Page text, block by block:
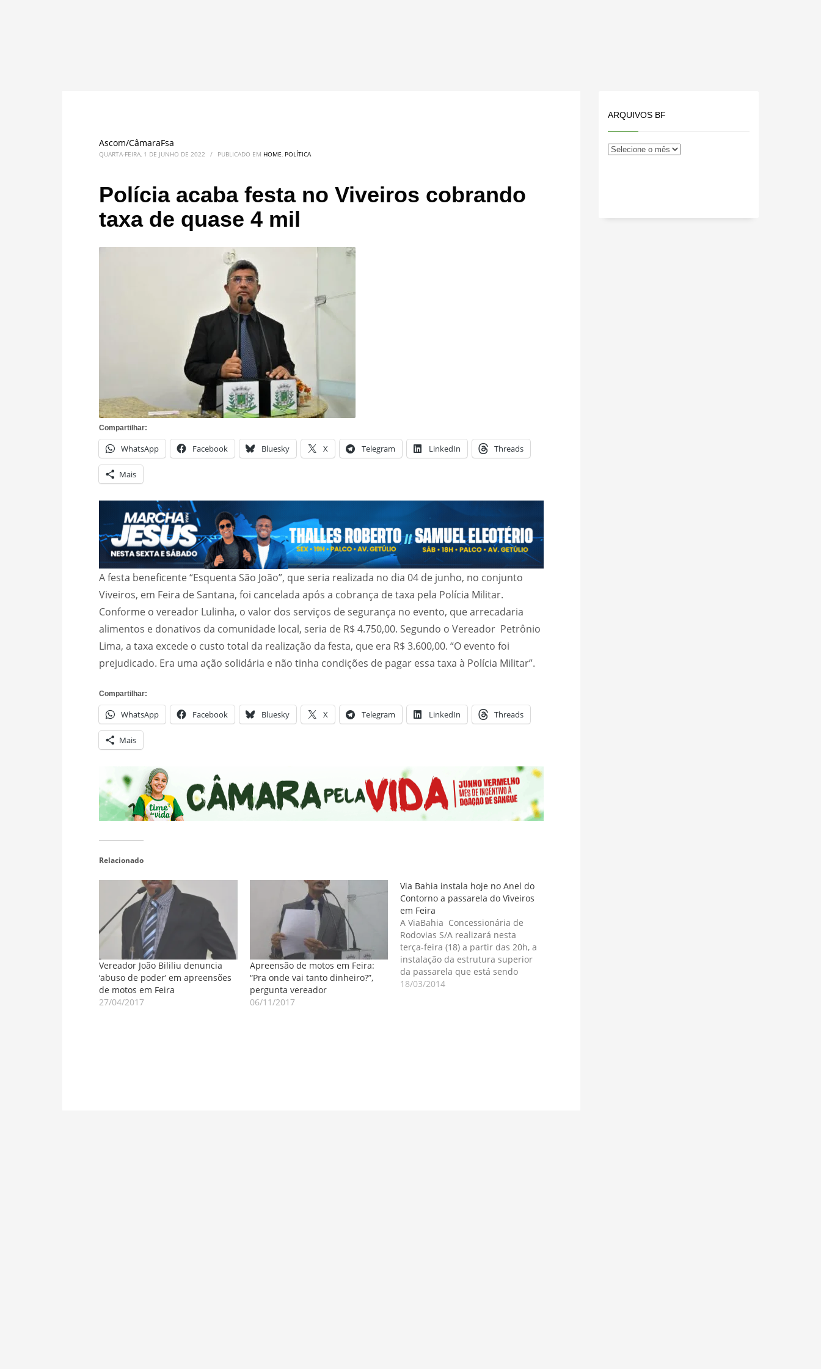
Ascom/CâmaraFsa
QUARTA-FEIRA, 1 DE JUNHO DE 2022 / PUBLICADO EM HOME, POLÍTICA
Polícia acaba festa no Viveiros cobrando
taxa de quase 4 mil
Compartilhar:
WhatsApp Facebook Bluesky X Telegram LinkedIn Threads
Mais
A festa beneficente “Esquenta São João”, que seria realizada no dia 04 de junho, no conjunto
Viveiros, em Feira de Santana, foi cancelada após a cobrança de taxa pela Polícia Militar.
Conforme o vereador Lulinha, o valor dos serviços de segurança no evento, que arrecadaria
alimentos e donativos da comunidade local, seria de R$ 4.750,00. Segundo o Vereador Petrônio
Lima, a taxa excede o custo total da realização da festa, que era R$ 3.600,00. “O evento foi
prejudicado. Era uma ação solidária e não tinha condições de pagar essa taxa à Polícia Militar”.
Compartilhar:
WhatsApp Facebook Bluesky X Telegram LinkedIn Threads
Mais
Relacionado
Vereador João Bililiu denuncia
‘abuso de poder’ em apreensões
de motos em Feira
27/04/2017
Apreensão de motos em Feira:
“Pra onde vai tanto dinheiro?”,
pergunta vereador
06/11/2017
Via Bahia instala hoje no Anel do
Contorno a passarela do Viveiros
em Feira
A ViaBahia Concessionária de
Rodovias S/A realizará nesta
terça-feira (18) a partir das 20h, a
instalação da estrutura superior
da passarela que está sendo
construída no Anel de Contorno
18/03/2014
ARQUIVOS BF